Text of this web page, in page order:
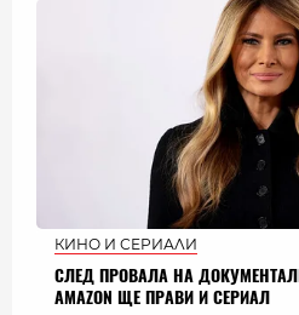
КИНО И СЕРИАЛИ
СЛЕД ПРОВАЛА НА
AMAZON ЩЕ ПРАВИ И СЕРИАЛ